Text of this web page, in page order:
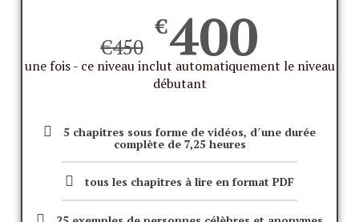
€450
€400
une fois - ce niveau inclut automatiquement le niveau
débutant
5 chapitres sous forme de vidéos, d´une durée
complète de 7,25 heures
tous les chapitres à lire en format PDF